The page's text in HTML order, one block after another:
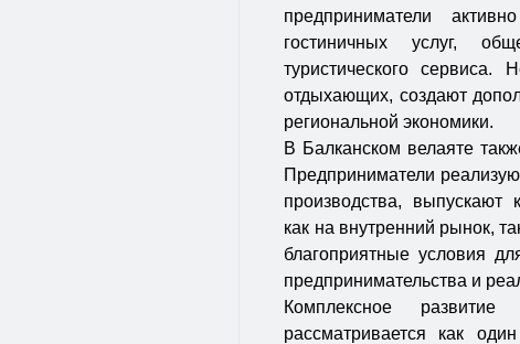
предприниматели
гостиничных услуг,
туристического
отдыхающих, создают
региональной экономики.
В Балканском велаяте
Предприниматели
производства, выпускают
как на внутренний рынок,
благоприятные условия
предпринимательства и
Комплексное
рассматривается как